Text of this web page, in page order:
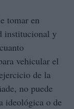
tomar en
institucional y
vehicular el
de la
no puede
ideológica o de